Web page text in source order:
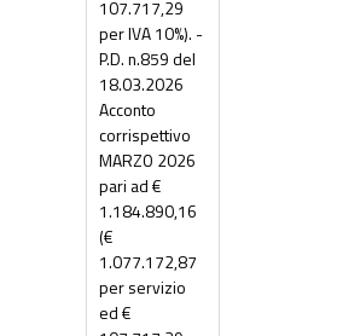
107.717,29
per IVA 10%). -
P.D. n.859 del
18.03.2026
Acconto
corrispettivo
MARZO 2026
pari ad €
1.184.890,16
(€
1.077.172,87
per servizio
ed €